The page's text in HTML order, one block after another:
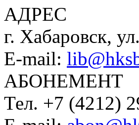
АДРЕС
г. Хабаровск,
E-mail:
АБОНЕМЕНТ
Тел. +7 (4212)